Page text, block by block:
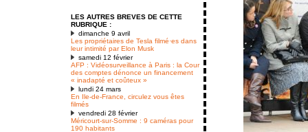
LES AUTRES BREVES DE CETTE
RUBRIQUE :
dimanche 9 avril
Les propriétaires de Tesla filmé·es dans
leur intimité par Elon Musk
samedi 12 février
AFP : Vidéosurveillance à Paris : la Cour
des comptes dénonce un financement
« inadapté et coûteux »
lundi 24 mars
En Ile-de-France, circulez vous êtes
filmés
vendredi 28 février
Méricourt-sur-Somme : 9 caméras pour
190 habitants